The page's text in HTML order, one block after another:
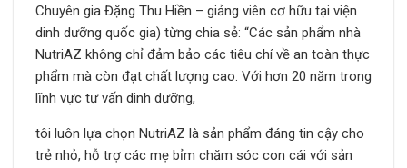
Chuyên gia Đặng Thu Hiền – giảng viên cơ hữu tại viện
dinh dưỡng quốc gia) từng chia sẻ: “Các sản phẩm nhà
NutriAZ không chỉ đảm bảo các tiêu chí về an toàn thực
phẩm mà còn đạt chất lượng cao. Với hơn 20 năm trong
lĩnh vực tư vấn dinh dưỡng,
tôi luôn lựa chọn NutriAZ là sản phẩm đáng tin cậy cho
trẻ nhỏ, hỗ trợ các mẹ bỉm chăm sóc con cái với sản